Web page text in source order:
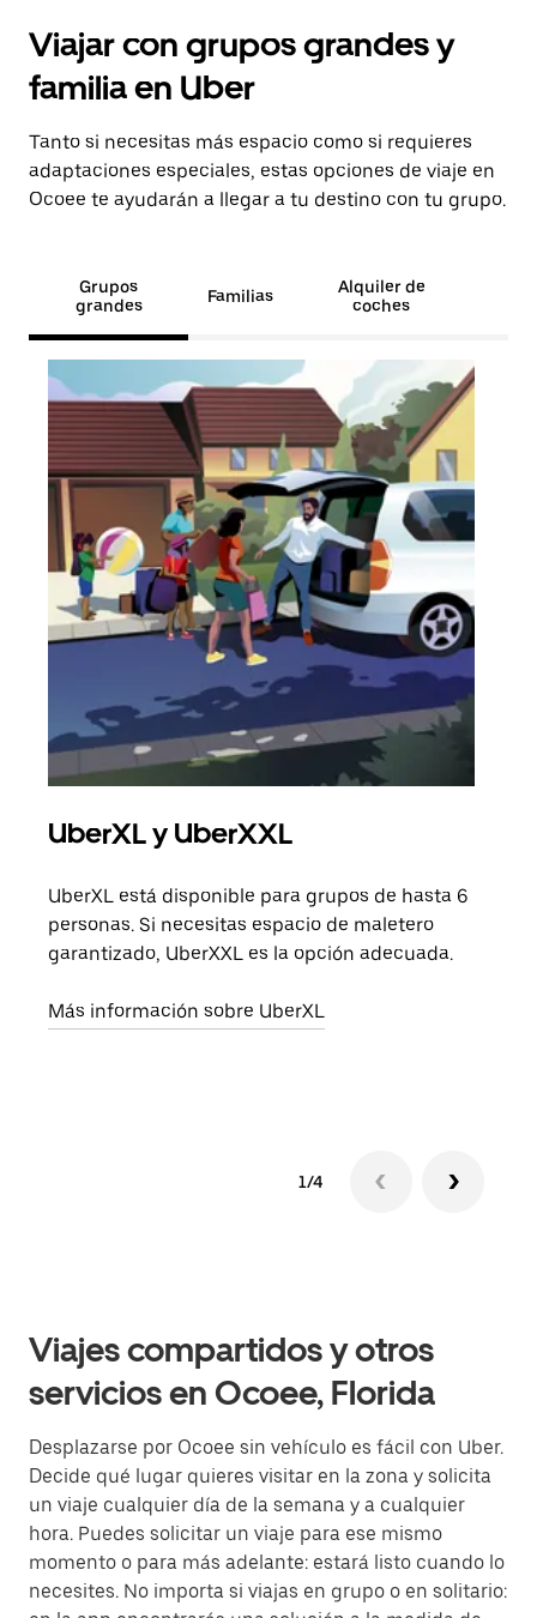
Viajar con grupos grandes y
familia en Uber
Tanto si necesitas más espacio como si requieres
adaptaciones especiales, estas opciones de viaje en
Ocoee te ayudarán a llegar a tu destino con tu grupo.
Grupos
grandes
Familias
Alquiler de
coches
UberXL y UberXXL
UberXL está disponible para grupos de hasta 6
personas. Si necesitas espacio de maletero
garantizado, UberXXL es la opción adecuada.
Más información sobre UberXL
1/4
Viajes compartidos y otros
servicios en Ocoee, Florida
Desplazarse por Ocoee sin vehículo es fácil con Uber.
Decide qué lugar quieres visitar en la zona y solicita
un viaje cualquier día de la semana y a cualquier
hora. Puedes solicitar un viaje para ese mismo
momento o para más adelante: estará listo cuando lo
necesites. No importa si viajas en grupo o en solitario: